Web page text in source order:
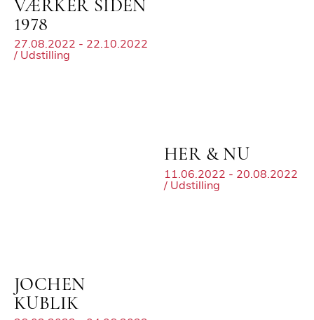
VÆRKER SIDEN
1978
27.08.2022 - 22.10.2022
/ Udstilling
HER & NU
11.06.2022 - 20.08.2022
/ Udstilling
JOCHEN
KUBLIK